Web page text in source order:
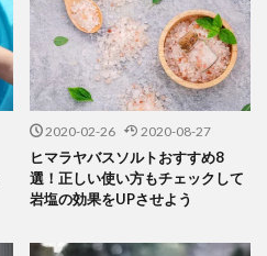
2020-02-26 2020-08-27
ヒマラヤバスソルトおすすめ8
選！正しい使い方もチェックして
岩塩の効果をUPさせよう